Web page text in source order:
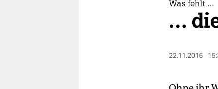
Was fehlt …
…
22.11.2016